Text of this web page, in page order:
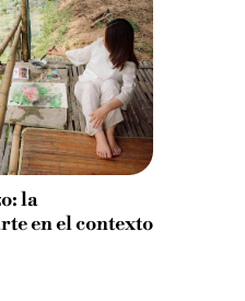
la
en el contexto